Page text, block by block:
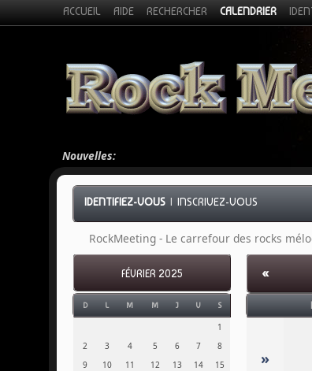
ACCUEIL AIDE RECHERCHER CALENDRIER
Nouvelles:
IDENTIFIEZ-VOUS |INSCRIVEZ-VOUS
RockMeeting - Le carrefour des rocks
FÉVRIER 2025
D L M M J V S
1
2
3 4 5 6 7
8
9
10 11 12 13 14
15
«
»